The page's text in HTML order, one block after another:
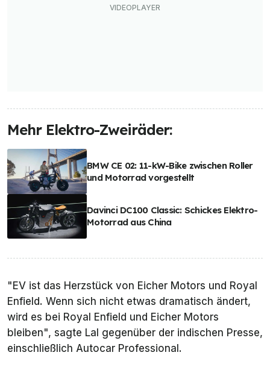
Mehr Elektro-Zweiräder:
BMW CE 02: 11-kW-Bike zwischen Roller
und Motorrad vorgestellt
Davinci DC100 Classic: Schickes Elektro-
Motorrad aus China
"EV ist das Herzstück von Eicher Motors und Royal
Enfield. Wenn sich nicht etwas dramatisch ändert,
wird es bei Royal Enfield und Eicher Motors
bleiben", sagte Lal gegenüber der indischen Presse,
einschließlich Autocar Professional.